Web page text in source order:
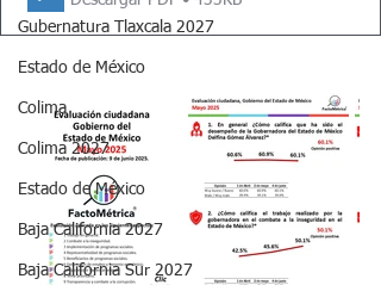
Gubernatura Tlaxcala 2027
Estado de México
Colima
Colima 2027
Estado de México
Baja California 2027
Baja California Sur 2027